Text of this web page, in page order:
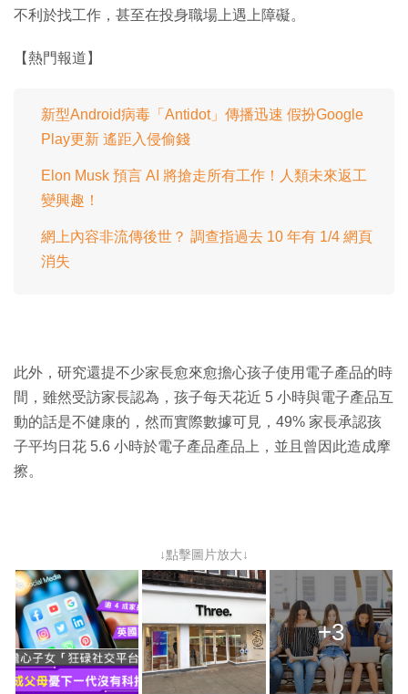
不利於找工作，甚至在投身職場上遇上障礙。
【熱門報道】
新型Android病毒「Antidot」傳播迅速 假扮Google
Play更新 遙距入侵偷錢
Elon Musk 預言 AI 將搶走所有工作！人類未來返工
變興趣！
網上內容非流傳後世？ 調查指過去 10 年有 1/4 網頁
消失
此外，研究還提不少家長愈來愈擔心孩子使用電子產品的時
間，雖然受訪家長認為，孩子每天花近 5 小時與電子產品互
動的話是不健康的，然而實際數據可見，49% 家長承認孩
子平均日花 5.6 小時於電子產品產品上，並且曾因此造成摩
擦。
↓點擊圖片放大↓
+3